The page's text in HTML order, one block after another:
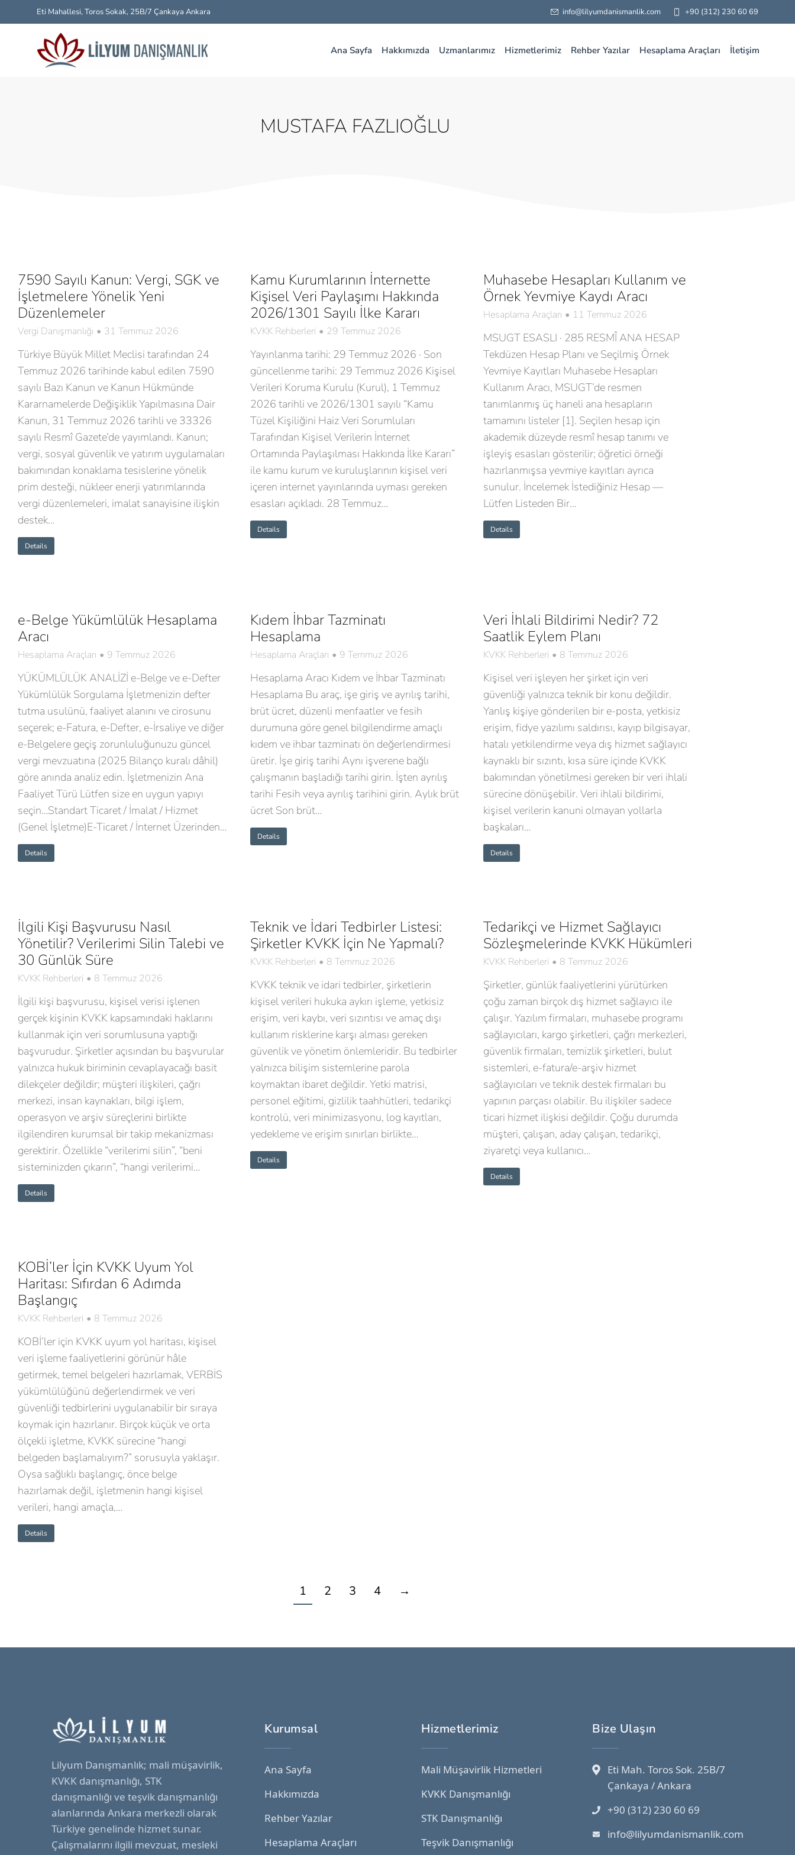
Eti Mahallesi, Toros Sokak, 25B/7 Çankaya Ankara info@lilyumdanismanlik.com +90 (312) 230 60 69
Ana Sayfa Hakkımızda Uzmanlarımız Hizmetlerimiz Rehber Yazılar Hesaplama Araçları İletişim
MUSTAFA FAZLIOĞLU
7590 Sayılı Kanun: Vergi, SGK ve
İşletmelere Yönelik Yeni
Düzenlemeler
Vergi Danışmanlığı 31 Temmuz 2026
Türkiye Büyük Millet Meclisi tarafından 24
Temmuz 2026 tarihinde kabul edilen 7590
sayılı Bazı Kanun ve Kanun Hükmünde
Kararnamelerde Değişiklik Yapılmasına Dair
Kanun, 31 Temmuz 2026 tarihli ve 33326
sayılı Resmî Gazete’de yayımlandı. Kanun;
vergi, sosyal güvenlik ve yatırım uygulamaları
bakımından konaklama tesislerine yönelik
prim desteği, nükleer enerji yatırımlarında
vergi düzenlemeleri, imalat sanayisine ilişkin
destek…
Details
Kamu Kurumlarının İnternette
Kişisel Veri Paylaşımı Hakkında
2026/1301 Sayılı İlke Kararı
KVKK Rehberleri 29 Temmuz 2026
Yayınlanma tarihi: 29 Temmuz 2026 · Son
güncellenme tarihi: 29 Temmuz 2026 Kişisel
Verileri Koruma Kurulu (Kurul), 1 Temmuz
2026 tarihli ve 2026/1301 sayılı “Kamu
Tüzel Kişiliğini Haiz Veri Sorumluları
Tarafından Kişisel Verilerin İnternet
Ortamında Paylaşılması Hakkında İlke Kararı”
ile kamu kurum ve kuruluşlarının kişisel veri
içeren internet yayınlarında uyması gereken
esasları açıkladı. 28 Temmuz…
Details
Muhasebe Hesapları Kullanım ve
Örnek Yevmiye Kaydı Aracı
Hesaplama Araçları 11 Temmuz 2026
MSUGT ESASLI · 285 RESMÎ ANA HESAP
Tekdüzen Hesap Planı ve Seçilmiş Örnek
Yevmiye Kayıtları Muhasebe Hesapları
Kullanım Aracı, MSUGT’de resmen
tanımlanmış üç haneli ana hesapların
tamamını listeler [1]. Seçilen hesap için
akademik düzeyde resmî hesap tanımı ve
işleyiş esasları gösterilir; öğretici örneği
hazırlanmışsa yevmiye kayıtları ayrıca
sunulur. İncelemek İstediğiniz Hesap —
Lütfen Listeden Bir…
Details
e-Belge Yükümlülük Hesaplama
Aracı
Hesaplama Araçları 9 Temmuz 2026
YÜKÜMLÜLÜK ANALİZİ e-Belge ve e-Defter
Yükümlülük Sorgulama İşletmenizin defter
tutma usulünü, faaliyet alanını ve cirosunu
seçerek; e-Fatura, e-Defter, e-İrsaliye ve diğer
e-Belgelere geçiş zorunluluğunuzu güncel
vergi mevzuatına (2025 Bilanço kuralı dâhil)
göre anında analiz edin. İşletmenizin Ana
Faaliyet Türü Lütfen size en uygun yapıyı
seçin…Standart Ticaret / İmalat / Hizmet
(Genel İşletme)E-Ticaret / İnternet Üzerinden…
Details
Kıdem İhbar Tazminatı
Hesaplama
Hesaplama Araçları 9 Temmuz 2026
Hesaplama Aracı Kıdem ve İhbar Tazminatı
Hesaplama Bu araç, işe giriş ve ayrılış tarihi,
brüt ücret, düzenli menfaatler ve fesih
durumuna göre genel bilgilendirme amaçlı
kıdem ve ihbar tazminatı ön değerlendirmesi
üretir. İşe giriş tarihi Aynı işverene bağlı
çalışmanın başladığı tarihi girin. İşten ayrılış
tarihi Fesih veya ayrılış tarihini girin. Aylık brüt
ücret Son brüt…
Details
Veri İhlali Bildirimi Nedir? 72
Saatlik Eylem Planı
KVKK Rehberleri 8 Temmuz 2026
Kişisel veri işleyen her şirket için veri
güvenliği yalnızca teknik bir konu değildir.
Yanlış kişiye gönderilen bir e-posta, yetkisiz
erişim, fidye yazılımı saldırısı, kayıp bilgisayar,
hatalı yetkilendirme veya dış hizmet sağlayıcı
kaynaklı bir sızıntı, kısa süre içinde KVKK
bakımından yönetilmesi gereken bir veri ihlali
sürecine dönüşebilir. Veri ihlali bildirimi,
kişisel verilerin kanuni olmayan yollarla
başkaları…
Details
İlgili Kişi Başvurusu Nasıl
Yönetilir? Verilerimi Silin Talebi ve
30 Günlük Süre
KVKK Rehberleri 8 Temmuz 2026
İlgili kişi başvurusu, kişisel verisi işlenen
gerçek kişinin KVKK kapsamındaki haklarını
kullanmak için veri sorumlusuna yaptığı
başvurudur. Şirketler açısından bu başvurular
yalnızca hukuk biriminin cevaplayacağı basit
dilekçeler değildir; müşteri ilişkileri, çağrı
merkezi, insan kaynakları, bilgi işlem,
operasyon ve arşiv süreçlerini birlikte
ilgilendiren kurumsal bir takip mekanizması
gerektirir. Özellikle “verilerimi silin”, “beni
sisteminizden çıkarın”, “hangi verilerimi…
Details
Teknik ve İdari Tedbirler Listesi:
Şirketler KVKK İçin Ne Yapmalı?
KVKK Rehberleri 8 Temmuz 2026
KVKK teknik ve idari tedbirler, şirketlerin
kişisel verileri hukuka aykırı işleme, yetkisiz
erişim, veri kaybı, veri sızıntısı ve amaç dışı
kullanım risklerine karşı alması gereken
güvenlik ve yönetim önlemleridir. Bu tedbirler
yalnızca bilişim sistemlerine parola
koymaktan ibaret değildir. Yetki matrisi,
personel eğitimi, gizlilik taahhütleri, tedarikçi
kontrolü, veri minimizasyonu, log kayıtları,
yedekleme ve erişim sınırları birlikte…
Details
Tedarikçi ve Hizmet Sağlayıcı
Sözleşmelerinde KVKK Hükümleri
KVKK Rehberleri 8 Temmuz 2026
Şirketler, günlük faaliyetlerini yürütürken
çoğu zaman birçok dış hizmet sağlayıcı ile
çalışır. Yazılım firmaları, muhasebe programı
sağlayıcıları, kargo şirketleri, çağrı merkezleri,
güvenlik firmaları, temizlik şirketleri, bulut
sistemleri, e-fatura/e-arşiv hizmet
sağlayıcıları ve teknik destek firmaları bu
yapının parçası olabilir. Bu ilişkiler sadece
ticari hizmet ilişkisi değildir. Çoğu durumda
müşteri, çalışan, aday çalışan, tedarikçi,
ziyaretçi veya kullanıcı…
Details
KOBİ’ler İçin KVKK Uyum Yol
Haritası: Sıfırdan 6 Adımda
Başlangıç
KVKK Rehberleri 8 Temmuz 2026
KOBİ’ler için KVKK uyum yol haritası, kişisel
veri işleme faaliyetlerini görünür hâle
getirmek, temel belgeleri hazırlamak, VERBİS
yükümlülüğünü değerlendirmek ve veri
güvenliği tedbirlerini uygulanabilir bir sıraya
koymak için hazırlanır. Birçok küçük ve orta
ölçekli işletme, KVKK sürecine “hangi
belgeden başlamalıyım?” sorusuyla yaklaşır.
Oysa sağlıklı başlangıç, önce belge
hazırlamak değil, işletmenin hangi kişisel
verileri, hangi amaçla,…
Details
1 2 3 4 →
Lilyum Danışmanlık; mali müşavirlik,
KVKK danışmanlığı, STK
danışmanlığı ve teşvik danışmanlığı
alanlarında Ankara merkezli olarak
Türkiye genelinde hizmet sunar.
Çalışmalarını ilgili mevzuat, mesleki
Kurumsal
Ana Sayfa
Hakkımızda
Rehber Yazılar
Hesaplama Araçları
Hizmetlerimiz
Mali Müşavirlik Hizmetleri
KVKK Danışmanlığı
STK Danışmanlığı
Teşvik Danışmanlığı
Bize Ulaşın
Eti Mah. Toros Sok. 25B/7
Çankaya / Ankara
+90 (312) 230 60 69
info@lilyumdanismanlik.com